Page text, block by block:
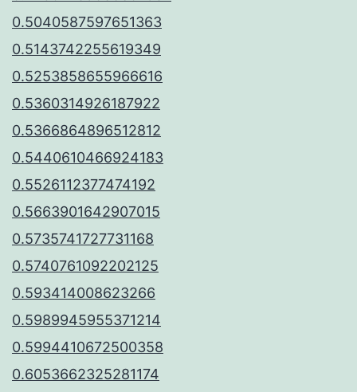
0.5040587597651363
0.5143742255619349
0.5253858655966616
0.5360314926187922
0.5366864896512812
0.5440610466924183
0.5526112377474192
0.5663901642907015
0.5735741727731168
0.5740761092202125
0.593414008623266
0.5989945955371214
0.5994410672500358
0.6053662325281174